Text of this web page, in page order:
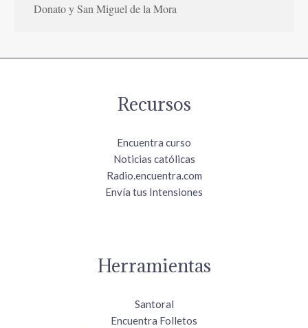
Donato y San Miguel de la Mora
Recursos
Encuentra curso
Noticias católicas
Radio.encuentra.com
Envía tus Intensiones
Herramientas
Santoral
Encuentra Folletos